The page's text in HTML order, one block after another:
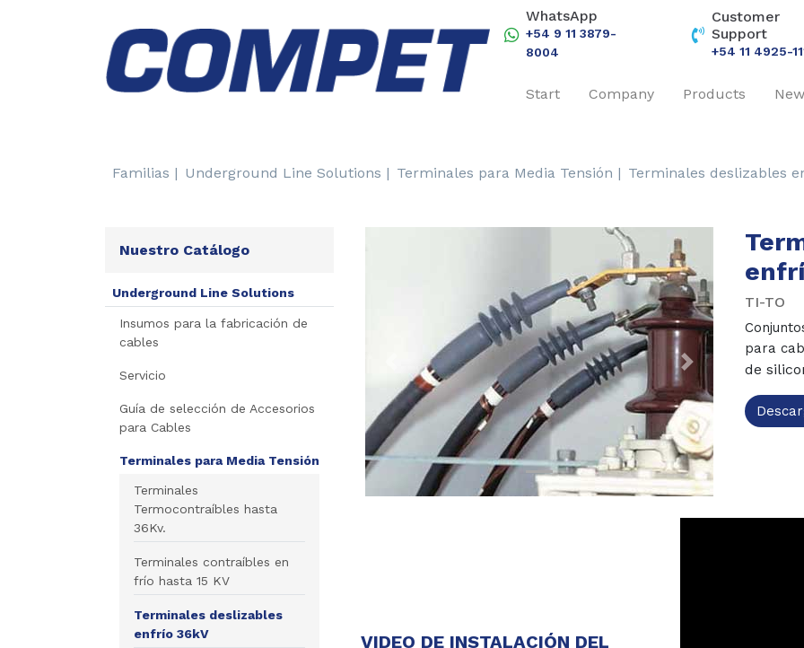
WhatsApp
+54 9 11 3879-
8004
Customer
Support
+54 11 4925-
Start Company Products
Familias | Underground Line Solutions | Terminales para Media Tensión | Terminales deslizables
Nuestro Catálogo
Underground Line Solutions
Insumos para la fabricación de
cables
Servicio
Guía de selección de Accesorios
para Cables
Terminales para Media Tensión
Terminales
Termocontraíbles hasta
36Kv.
Terminales contraíbles en
frío hasta 15 KV
Terminales deslizables
enfrío 36kV
Previous Next
TI-TO
para
de
VIDEO DE INSTALACIÓN DEL